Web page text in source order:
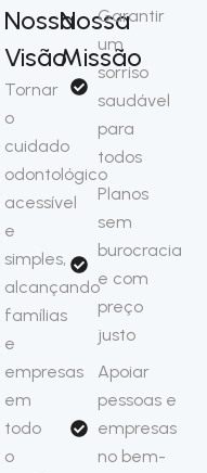
Nossa
Visão
Tornar
o
cuidado
odontológico
acessível
e
simples,
alcançando
famílias
e
empresas
em
todo
o
Nossa
Missão
Garantir
um
sorriso
saudável
para
todos
Planos
sem
burocracia
e com
preço
justo
Apoiar
pessoas e
empresas
no bem-